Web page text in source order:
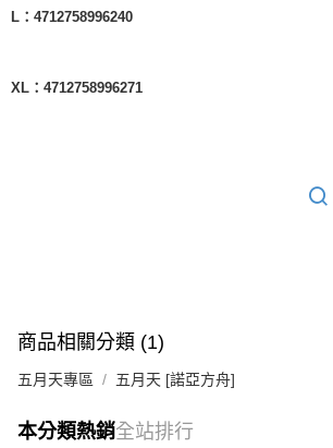
L：4712758996240
XL：4712758996271
商品相關分類 (1)
五月天專區 五月天 [諾亞方舟]
本分類熱銷全站排行